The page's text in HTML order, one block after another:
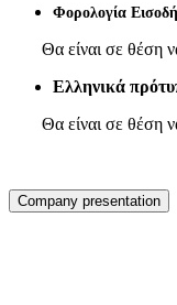
Φορολογία
Θα είναι σε θέση
Ελληνικά
Θα είναι σε θέση
Company presentation